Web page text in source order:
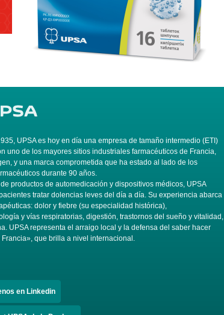
UPSA es hoy en día una empresa de tamaño intermedio (ETI)
uno de los mayores sitios industriales farmacéuticos de Francia,
y una marca comprometida que ha estado al lado de los
durante 90 años.
productos de automedicación y dispositivos médicos, UPSA
tratar dolencias leves del día a día. Su experiencia abarca
dolor y fiebre (su especialidad histórica),
y vías respiratorias, digestión, trastornos del sueño y vitalidad,
UPSA representa el arraigo local y la defensa del saber hacer
que brilla a nivel internacional.
en Linkedin